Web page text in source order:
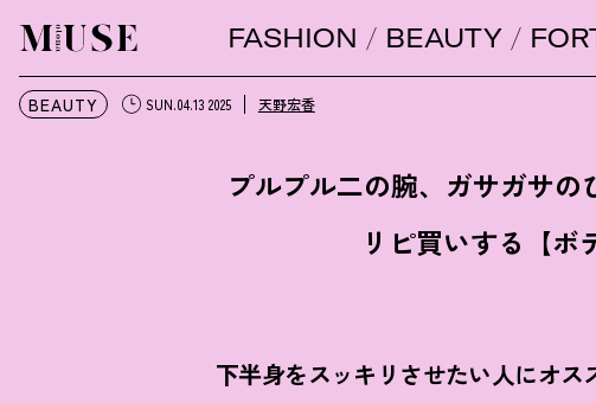
オトナミューズ ウェブFASHION BEAUTY
BEAUTY SUN.04.13 2025 天野宏香
プルプル二の腕、ガサガサの
リピ買いする【ボ
下半身をスッキリさせたい人にオス